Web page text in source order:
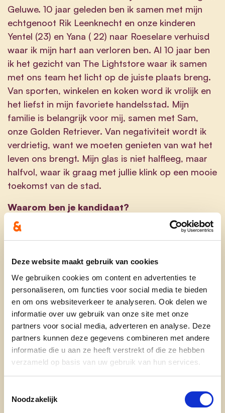
Deze website maakt gebruik van cookies
We gebruiken cookies om content en advertenties te
personaliseren, om functies voor social media te bieden
en om ons websiteverkeer te analyseren. Ook delen we
informatie over uw gebruik van onze site met onze
partners voor social media, adverteren en analyse. Deze
partners kunnen deze gegevens combineren met andere
informatie die u aan ze heeft verstrekt of die ze hebben
verzameld op basis van uw gebruik van hun services.
Noodzakelijk
Geluwe. 10 jaar geleden ben ik samen met mijn
echtgenoot Rik Leenknecht en onze kinderen
Yentel (23) en Yana ( 22) naar Roeselare verhuisd
waar ik mijn hart aan verloren ben. Al 10 jaar ben
ik het gezicht van The Lightstore waar ik samen
met ons team het licht op de juiste plaats breng.
Van sporten, winkelen en koken word ik vrolijk en
het liefst in mijn favoriete handelsstad. Mijn
familie is belangrijk voor mij, samen met Sam,
onze Golden Retriever. Van negativiteit wordt ik
verdrietig, want we moeten genieten van wat het
leven ons brengt. Mijn glas is niet halfleeg, maar
halfvol, waar ik graag met jullie klink op een mooie
toekomst van de stad.
Waarom ben je kandidaat?
Ik stel me graag kandidaat omdat ik 'preus' ben
op Roeselare, ik ben 2 keer 'preus':
Preus dat ik commerce kan doen in
Roeselare, de mooiste winkelstad van West-
Vlaanderen. Ik help graag mee om deze nog
mooier te maken en ben graag de spreekbuis
voor de ondernemers.
Preus dat ik kan wonen, sporten en genieten
van de natuur en de groene longen van onze
stad, ook met de fiets. Ik kijk met veel
ook voor wil inzetten.